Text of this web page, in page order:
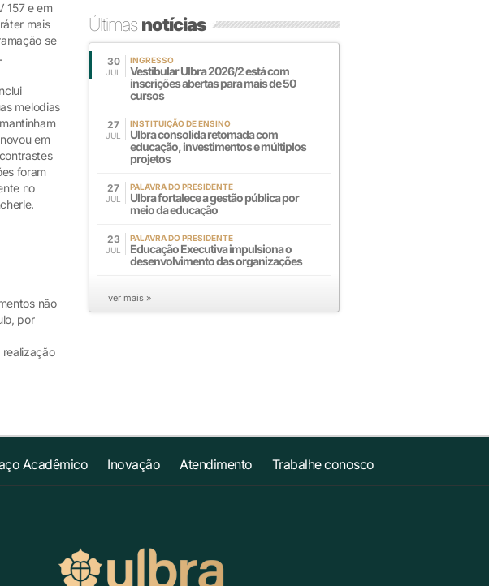
157 e em
mais
se
melodias
em
foram
no
não
por
Últimasnotícias
30
JUL
INGRESSO
Vestibular Ulbra 2026/2 está com
inscrições abertas para mais de 50
cursos
27
JUL
INSTITUIÇÃO DE ENSINO
Ulbra consolida retomada com
educação, investimentos e múltiplos
projetos
27
JUL
PALAVRA DO PRESIDENTE
Ulbra fortalece a gestão pública por
meio da educação
23
JUL
PALAVRA DO PRESIDENTE
Educação Executiva impulsiona o
desenvolvimento das organizações
ver mais »
Acadêmico Inovação Atendimento Trabalhe conosco